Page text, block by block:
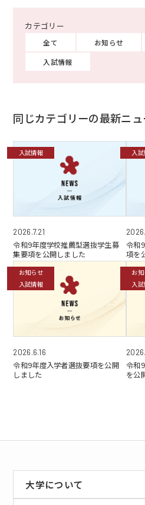
全て お知らせ
入試情報
同じカテゴリーの最新ニュ
入試情報
2026.7.21
令和9年度学校推薦型選抜学生募
集要項を公開しました
入
令和
項を
お知らせ
入試情報
2026.6.16
令和9年度入学者選抜要項を公開
しました
お
入
令和
を公
大学について